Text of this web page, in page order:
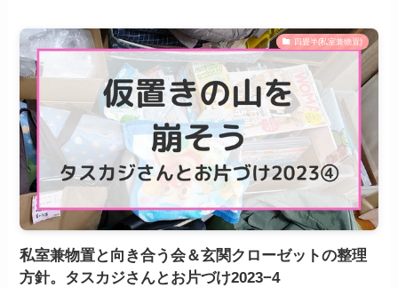
四畳半(私室兼物置)
私室兼物置と向き合う会＆玄関クローゼットの整理
方針。タスカジさんとお片づけ2023−4